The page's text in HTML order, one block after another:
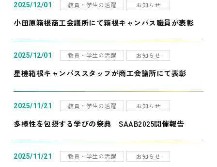
2025/12/01 教員・学生の活躍 お知らせ
小田原箱根商工会議所にて箱根キャンパス職員が表彰
2025/12/01 教員・学生の活躍 お知らせ
星槎箱根キャンパススタッフが商工会議所にて表彰
2025/11/21 教員・学生の活躍 お知らせ
多様性を包摂する学びの祭典 SAAB2025開催報告
2025/11/21 教員・学生の活躍 お知らせ